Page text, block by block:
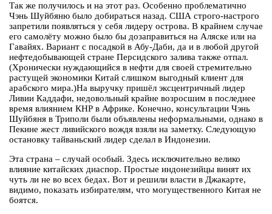
Так же получилось и на этот раз. Особенно проблематично
Чэнь Шуйбяню было добираться назад. США строго-настрого
запретили появляться у себя лидеру острова. В крайнем случае
его самолёту можно было бы дозаправиться на Аляске или на
Гавайях. Вариант с посадкой в Абу-Даби, да и в любой другой
нефтедобывающей стране Персидского залива также отпал.
(Хронически нуждающийся в нефти для своей стремительно
растущей экономики Китай слишком выгодный клиент для
арабского мира.)На выручку пришёл эксцентричный лидер
Ливии Каддафи, недовольный крайне возросшим в последнее
время влиянием КНР в Африке. Конечно, консультации Чэнь
Шуйбяня в Триполи были объявлены неформальными, однако в
Пекине жест ливийского вождя взяли на заметку. Следующую
остановку тайваньский лидер сделал в Индонезии.
Эта страна – случай особый. Здесь исключительно велико
влияние китайских диаспор. Простые индонезийцы винят их
чуть ли не во всех бедах. Вот и решили власти в Джакарте,
видимо, показать избирателям, что могущественного Китая не
боятся.